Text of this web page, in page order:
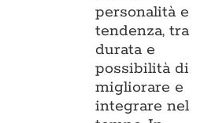
personalità e
tendenza, tra
durata e
possibilità di
migliorare e
integrare nel